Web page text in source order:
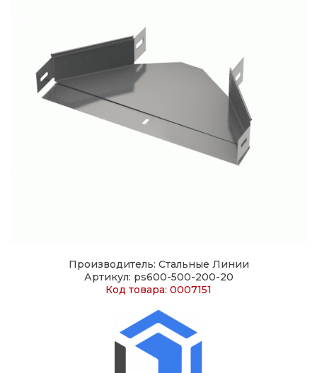
Производитель: Стальные Линии
Артикул: ps600-500-200-20
Код товара: 0007151